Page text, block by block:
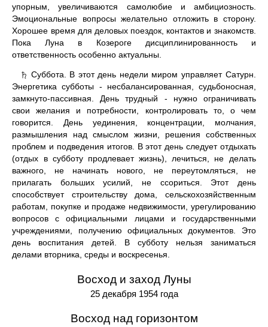
упорным, увеличиваются самолюбие и амбициозность.
Эмоциональные вопросы желательно отложить в сторону.
Хорошее время для деловых поездок, контактов и знакомств.
Пока Луна в Козероге дисциплинированность и
ответственность особенно актуальны.
♄ Суббота. В этот день недели миром управляет Сатурн.
Энергетика субботы - несбалансированная, судьбоносная,
замкнуто-пассивная. День трудный - нужно ограничивать
свои желания и потребности, контролировать то, о чем
говорится. День уединения, концентрации, молчания,
размышления над смыслом жизни, решения собственных
проблем и подведения итогов. В этот день следует отдыхать
(отдых в субботу продлевает жизнь), лечиться, не делать
важного, не начинать нового, не переутомляться, не
прилагать больших усилий, не ссориться. Этот день
способствует строительству дома, сельскохозяйственным
работам, покупке и продаже недвижимости, урегулированию
вопросов с официальными лицами и государственными
учреждениями, получению официальных документов. Это
день воспитания детей. В субботу нельзя заниматься
делами вторника, среды и воскресенья.
Восход и заход Луны
25 декабря 1954 года
Восход над горизонтом